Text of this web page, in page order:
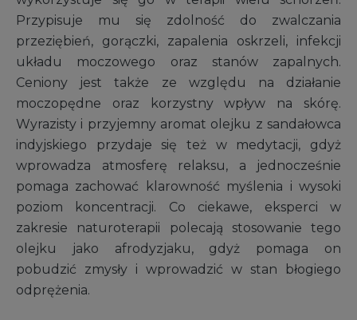
Przypisuje mu się zdolność do zwalczania
przeziębień, gorączki, zapalenia oskrzeli, infekcji
układu moczowego oraz stanów zapalnych.
Ceniony jest także ze względu na działanie
moczopędne oraz korzystny wpływ na skórę.
Wyrazisty i przyjemny aromat olejku z sandałowca
indyjskiego przydaje się też w medytacji, gdyż
wprowadza atmosferę relaksu, a jednocześnie
pomaga zachować klarowność myślenia i wysoki
poziom koncentracji. Co ciekawe, eksperci w
zakresie naturoterapii polecają stosowanie tego
olejku jako afrodyzjaku, gdyż pomaga on
pobudzić zmysły i wprowadzić w stan błogiego
odprężenia.